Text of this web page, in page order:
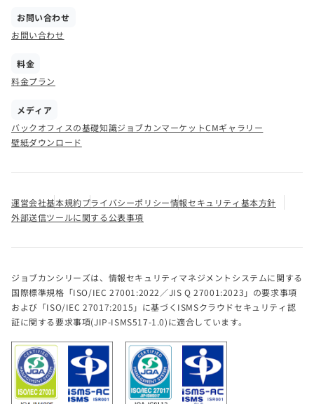
お問い合わせ
お問い合わせ
料金
料金プラン
メディア
バックオフィスの基礎知識ジョブカンマーケットCMギャラリー
壁紙ダウンロード
運営会社基本規約プライバシーポリシー情報セキュリティ基本方針
外部送信ツールに関する公表事項
ジョブカンシリーズは、情報セキュリティマネジメントシステムに関する
国際標準規格「ISO/IEC 27001:2022／JIS Q 27001:2023」の要求事項
および「ISO/IEC 27017:2015」に基づくISMSクラウドセキュリティ認
証に関する要求事項(JIP-ISMS517-1.0)に適合しています。